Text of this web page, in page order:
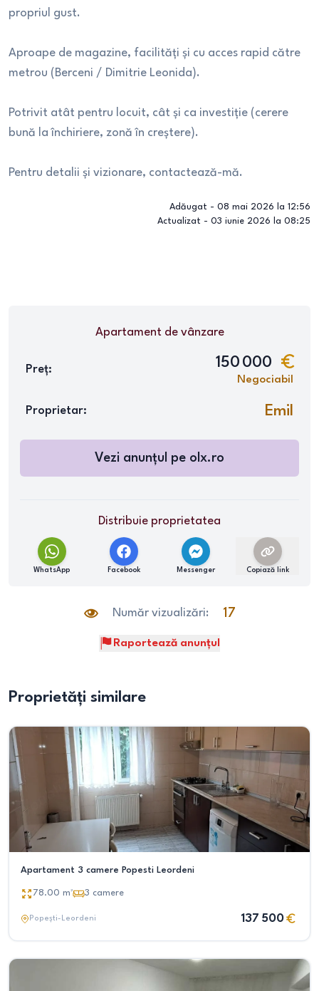
propriul gust.
Aproape de magazine, facilități și cu acces rapid către
metrou (Berceni / Dimitrie Leonida).
Potrivit atât pentru locuit, cât și ca investiție (cerere
bună la închiriere, zonă în creștere).
Pentru detalii și vizionare, contactează-mă.
Adăugat - 08 mai 2026 la 12:56
Actualizat - 03 iunie 2026 la 08:25
Apartamentde vânzare
Preț: 150 000
Negociabil
Proprietar: Emil
Vezi anunțul pe olx.ro
Distribuie proprietatea
WhatsApp Facebook Messenger Copiază link
Număr vizualizări: 17
Raportează anunțul
Proprietăți similare
Apartament 3 camere Popesti Leordeni
78.00 m² 3 camere
Popești-Leordeni 137 500